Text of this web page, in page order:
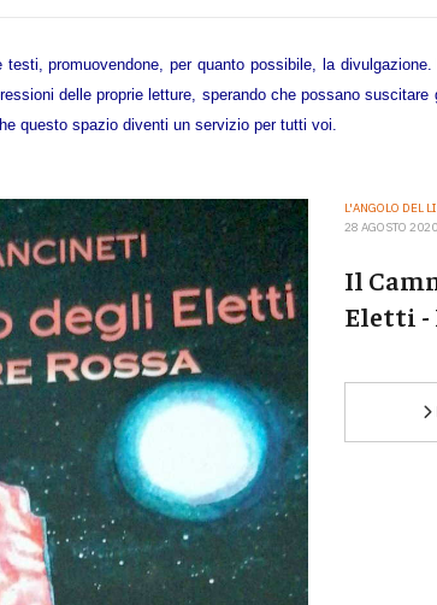
promuovendone, per quanto possibile, la
delle proprie letture, sperando che possano suscitare
questo spazio diventi un servizio per tutti voi.
L'ANGOLO DEL
28 AGOSTO 2020
Il
Eletti -